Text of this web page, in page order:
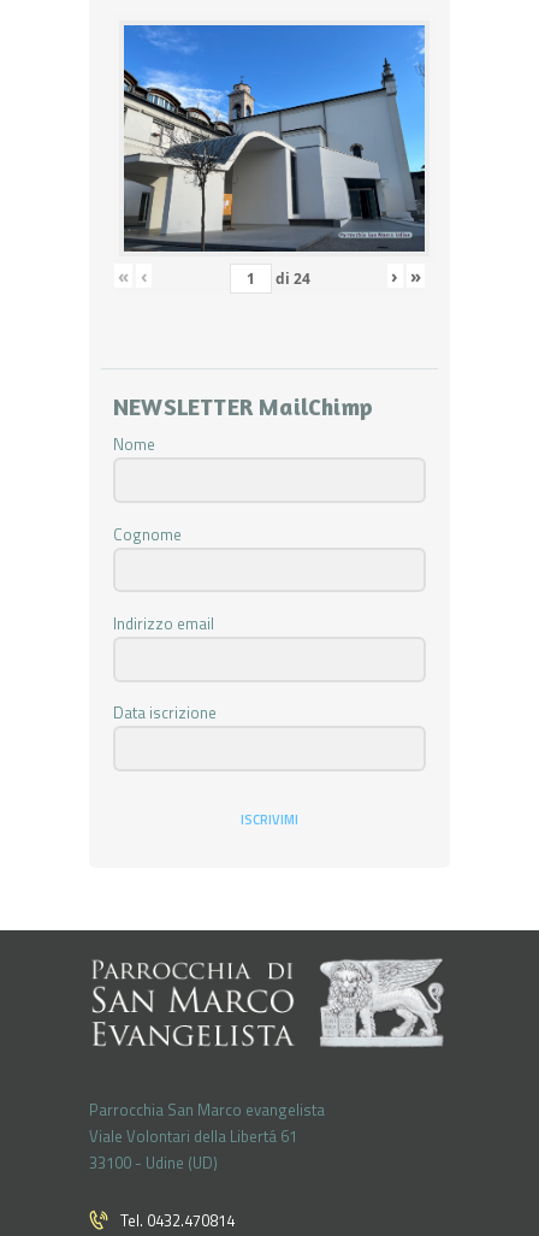
« ‹ di 24 › »
NEWSLETTER MailChimp
Nome
Cognome
Indirizzo email
Data iscrizione
ISCRIVIMI
Parrocchia San Marco evangelista
Viale Volontari della Libertá 61
33100 - Udine (UD)
Tel. 0432.470814